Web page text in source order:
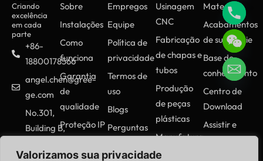
Valorizamos sua privacidade
Criando
excelência
em cada
parte
+86-
18800178566
angel.chen@gree-
ge.com
No.301,
Building B,
Baoan
Sobre
Instalações
Como
funciona
Garantia
de
qualidade
Proteção IP
contato
Empregos
Equipe
Política de
privacidade
Termos de
uso
Blogs
Perguntas
Usinagem
CNC
Fabricação
de chapas e
tubos
Produção
de peças
plásticas
Manufatura
aditiva
Materiais
Acabamentos
de superfície
Base de
conhecimento
Centro de
Download
Assistir e